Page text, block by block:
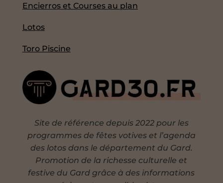
Encierros et Courses au plan
Lotos
Toro Piscine
Site de référence depuis 2022 pour les
programmes de fêtes votives et l’agenda
des lotos dans le département du Gard.
Promotion de la richesse culturelle et
festive du Gard grâce à des informations